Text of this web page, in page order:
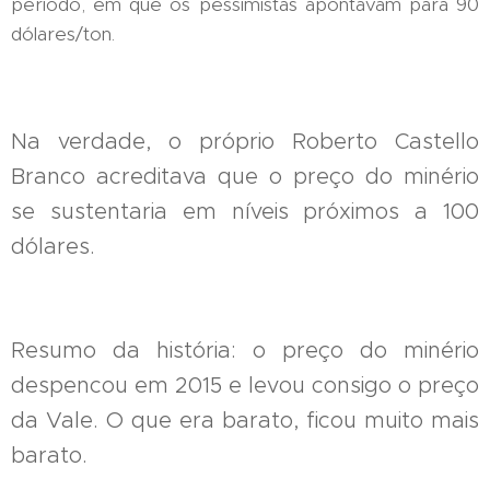
período, em que os pessimistas apontavam para 90
dólares/ton.
Na verdade, o próprio Roberto Castello
Branco acreditava que o preço do minério
se sustentaria em níveis próximos a 100
dólares.
Resumo da história: o preço do minério
despencou em 2015 e levou consigo o preço
da Vale. O que era barato, ficou muito mais
barato.